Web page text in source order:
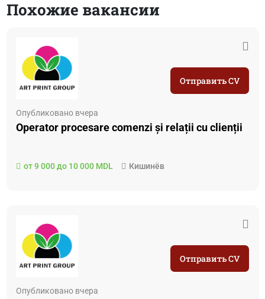
Похожие вакансии
Опубликовано вчера
Operator procesare comenzi și relații cu clienții
от 9 000 до 10 000 MDL Кишинёв
Отправить CV
Опубликовано вчера
Отправить CV